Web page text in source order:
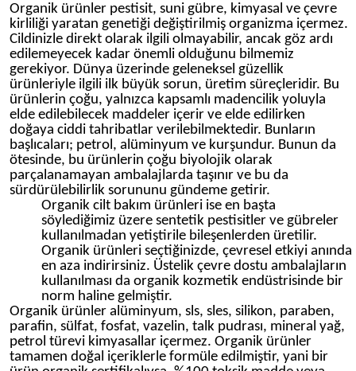
Organik ürünler pestisit, suni gübre, kimyasal ve çevre
kirliliği yaratan genetiği değiştirilmiş organizma içermez.
Cildinizle direkt olarak ilgili olmayabilir, ancak göz ardı
edilemeyecek kadar önemli olduğunu bilmemiz
gerekiyor. Dünya üzerinde geleneksel güzellik
ürünleriyle ilgili ilk büyük sorun, üretim süreçleridir. Bu
ürünlerin çoğu, yalnızca kapsamlı madencilik yoluyla
elde edilebilecek maddeler içerir ve elde edilirken
doğaya ciddi tahribatlar verilebilmektedir. Bunların
başlıcaları; petrol, alüminyum ve kurşundur. Bunun da
ötesinde, bu ürünlerin çoğu biyolojik olarak
parçalanamayan ambalajlarda taşınır ve bu da
sürdürülebilirlik sorununu gündeme getirir.
Organik cilt bakım ürünleri ise en başta
söylediğimiz üzere sentetik pestisitler ve gübreler
kullanılmadan yetiştirile bileşenlerden üretilir.
Organik ürünleri seçtiğinizde, çevresel etkiyi anında
en aza indirirsiniz. Üstelik çevre dostu ambalajların
kullanılması da organik kozmetik endüstrisinde bir
norm haline gelmiştir.
Organik ürünler alüminyum, sls, sles, silikon, paraben,
parafin, sülfat, fosfat, vazelin, talk pudrası, mineral yağ,
petrol türevi kimyasallar içermez. Organik ürünler
tamamen doğal içeriklerle formüle edilmiştir, yani bir